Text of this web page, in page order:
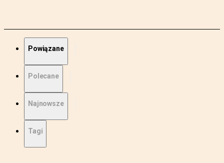
Powiązane
Polecane
Najnowsze
Tagi